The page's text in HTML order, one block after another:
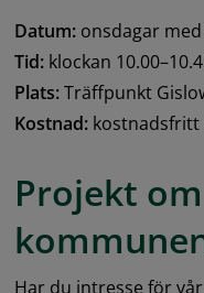
Datum: onsdagar
Tid: klockan
Plats: Träffpunkt
Kostnad: kostnadsfritt
Projekt
Har du intresse för